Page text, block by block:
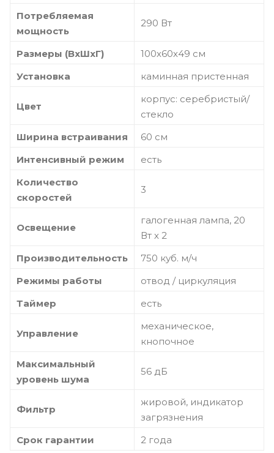
Потребляемая
мощность
290 Вт
Размеры (ВхШхГ)
100х60х49 см
Установка
каминная пристенная
Цвет
корпус: серебристый/
стекло
Ширина встраивания
60 см
Интенсивный режим
есть
Количество
скоростей
3
Освещение
галогенная лампа, 20
Вт х 2
Производительность
750 куб. м/ч
Режимы работы
отвод / циркуляция
Таймер
есть
Управление
механическое,
кнопочное
Максимальный
уровень шума
56 дБ
Фильтр
жировой, индикатор
загрязнения
Срок гарантии
2 года